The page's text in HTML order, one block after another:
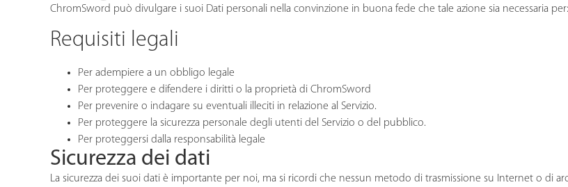
ChromSword può divulgare i suoi Dati personali nella convinzione in buona fede che tale azione sia necessaria per:
Requisiti legali
Per adempiere a un obbligo legale
Per proteggere e difendere i diritti o la proprietà di ChromSword
Per prevenire o indagare su eventuali illeciti in relazione al Servizio.
Per proteggere la sicurezza personale degli utenti del Servizio o del pubblico.
Per proteggersi dalla responsabilità legale
Sicurezza dei dati
La sicurezza dei suoi dati è importante per noi, ma si ricordi che nessun metodo di trasmissione su Internet o di